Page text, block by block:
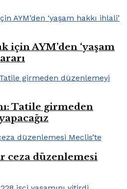
için AYM’den ‘yaşam
Tatile girmeden
ceza düzenlemesi